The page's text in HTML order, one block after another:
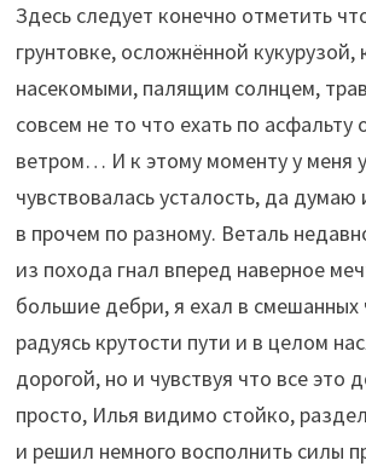
Здесь следует конечно отметить
грунтовке, осложнённой
насекомыми, палящим солнцем,
совсем не то что ехать по
ветром… И к этому моменту у меня
чувствовалась усталость, да думаю
в прочем по разному. Веталь
из похода гнал вперед наверное
большие дебри, я ехал в смешанных
радуясь крутости пути и в целом
дорогой, но и чувствуя что все это
просто, Илья видимо стойко,
и решил немного восполнить силы